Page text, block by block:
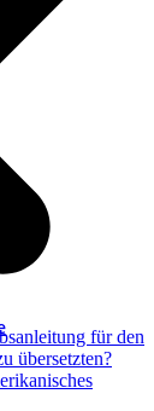
für den
übersetzten?